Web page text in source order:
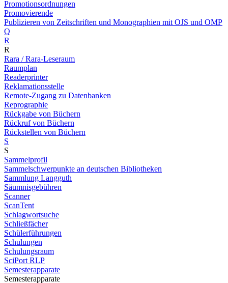
Promotionsordnungen
Promovierende
Publizieren von Zeitschriften und Monographien mit OJS und OMP
Q
R
R
Rara / Rara-Leseraum
Raumplan
Readerprinter
Reklamationsstelle
Remote-Zugang zu Datenbanken
Reprographie
Rückgabe von Büchern
Rückruf von Büchern
Rückstellen von Büchern
S
S
Sammelprofil
Sammelschwerpunkte an deutschen Bibliotheken
Sammlung Langguth
Säumnisgebühren
Scanner
ScanTent
Schlagwortsuche
Schließfächer
Schülerführungen
Schulungen
Schulungsraum
SciPort RLP
Semesterapparate
Semesterapparate